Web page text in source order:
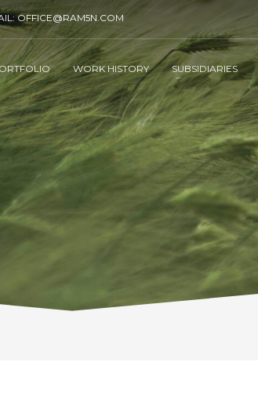
OFFICE@RAM5N.COM
WORK HISTORY SUBSIDIARIES